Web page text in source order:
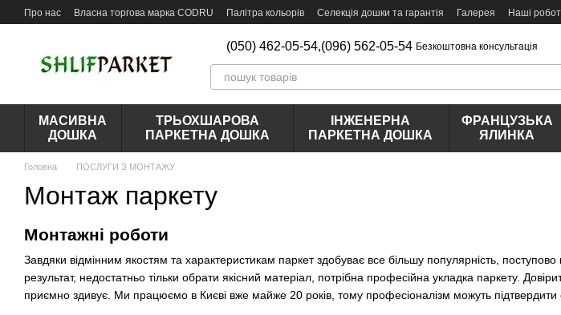
Перейти до основного контенту
Про нас Власна торгова марка CODRU Палітра кольорів Селекція дошки та гарантія Галерея Наші
(050) 462-05-54,(096) 562-05-54 Безкоштовна консультація
МАСИВНА
ДОШКА
ТРЬОХШАРОВА
ПАРКЕТНА ДОШКА
ІНЖЕНЕРНА
ПАРКЕТНА ДОШКА
ФРАНЦУЗЬКА
ЯЛИНКА
Головна ПОСЛУГИ З МОНТАЖУ
Монтаж паркету
Монтажні роботи
Завдяки відмінним якостям та характеристикам паркет здобуває все більшу популярність,
результат, недостатньо тільки обрати якісний матеріал, потрібна професійна укладка паркету.
приємно здивує. Ми працюємо в Києві вже майже 20 років, тому професіоналізм можуть підтвердити